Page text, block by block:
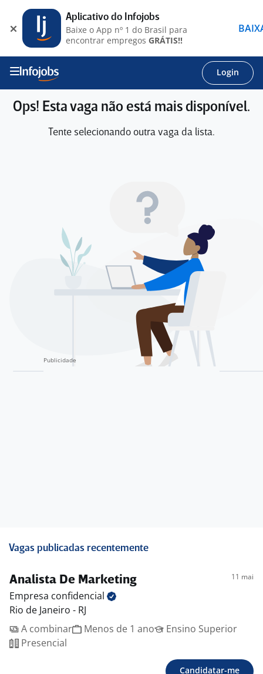
Login
Ops! Esta vaga não está mais disponível.
Tente selecionando outra vaga da lista.
Vagas publicadas recentemente
Analista De Marketing 11 mai
Empresa confidencial
Rio de Janeiro - RJ
A combinar
Menos de 1 ano
Ensino Superior
Presencial
Candidatar-me
Aplicativo do Infojobs
Baixe o App nº 1 do Brasil para
encontrar empregos GRÁTIS!!